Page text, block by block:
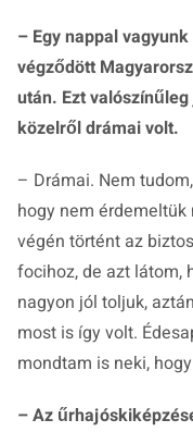
– Egy nappal
végződött
után. Ezt
közelről drámai volt.
– Drámai. Nem
hogy nem
végén történt az
focihoz, de azt látom,
nagyon jól toljuk,
most is így volt.
mondtam is neki,
– Az